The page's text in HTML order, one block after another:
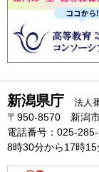
新潟県庁 法人
〒950-8570 新潟
電話番号：025-285-
8時30分から17時15